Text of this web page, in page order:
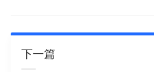
下一篇